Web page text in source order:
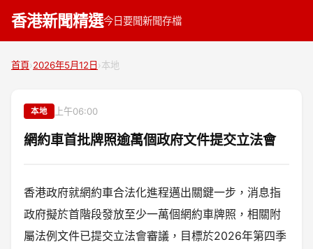
香港新聞精選今日要聞新聞存檔
首頁›2026年5月12日 ›本地
本地 上午06:00
網約車首批牌照逾萬個政府文件提交立法會
香港政府就網約車合法化進程邁出關鍵一步，消息指
政府擬於首階段發放至少一萬個網約車牌照，相關附
屬法例文件已提交立法會審議，目標於2026年第四季